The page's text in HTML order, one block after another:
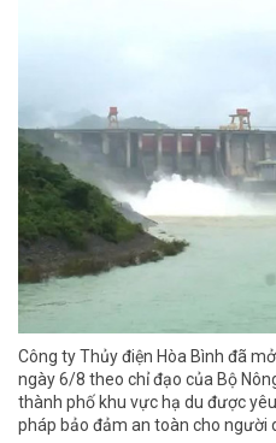
Công ty Thủy điện Hòa Bình đã
ngày 6/8 theo chỉ đạo của Bộ
thành phố khu vực hạ du được
pháp bảo đảm an toàn cho người